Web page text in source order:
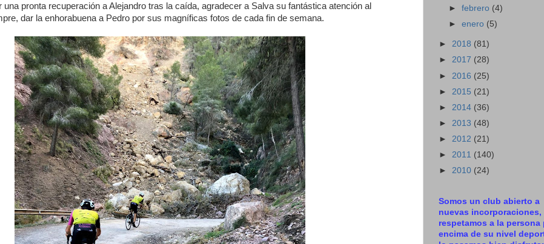
pronta recuperación a Alejandro tras la caída, agradecer a Salva su fantástica atención al
dar la enhorabuena a Pedro por sus magníficas fotos de cada fin de semana.
►febrero (4)
►enero (5)
► 2018 (81)
► 2017 (28)
► 2016 (25)
► 2015 (21)
► 2014 (36)
► 2013 (48)
► 2012 (21)
► 2011 (140)
► 2010 (24)
Somos un club abierto a
nuevas incorporaciones,
respetamos a la persona
encima de su nivel